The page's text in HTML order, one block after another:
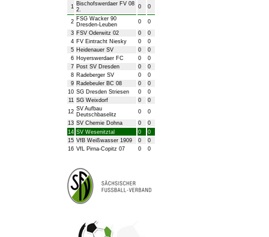
1 Bischofswerdaer FV 08
2.
0 0
2 FSG Wacker 90
Dresden-Leuben
0
0
3 FSV Oderwitz 02 0
0
4 FV Eintracht Niesky 0
0
5 Heidenauer SV 0
0
6 Hoyerswerdaer FC 0
0
7 Post SV Dresden 0
0
8 Radeberger SV 0
0
9 Radebeuler BC 08 0
0
10 SG Dresden Striesen 0
0
11 SG Weixdorf 0
0
12 SV Aufbau
Deutschbaselitz
0
0
13 SV Chemie Dohna 0
0
14 SV Wesenitztal 0
0
15 VfB Weißwasser 1909 0
0
16 VfL Pirna-Copitz 07 0 0